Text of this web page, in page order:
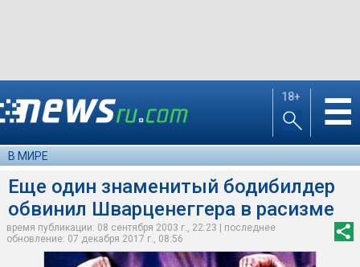
18+ ☰
В МИРЕ
Еще один знаменитый бодибилдер
обвинил Шварценеггера в расизме
время публикации: 08 сентября 2003 г., 22:23 | последнее
обновление: 07 декабря 2017 г., 08:56